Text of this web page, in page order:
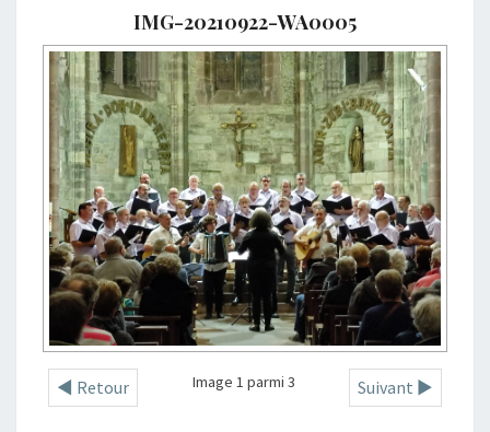
IMG-20210922-WA0005
◄ Retour Suivant ►
Image 1 parmi 3